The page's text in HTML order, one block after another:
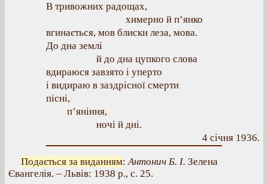
В тривожних радощах,
химерно й п’янко
вгинається, мов блиски леза, мова.
До дна землі
й до дна цупкого слова
вдираюся завзято і уперто
і видираю в заздрісної смерти
пісні,
п’яніння,
ночі й дні.
4 січня 1936.
Подається за виданням:Антонич Б. І. Зелена
Євангелія. – Львів: 1938 р., с. 25.